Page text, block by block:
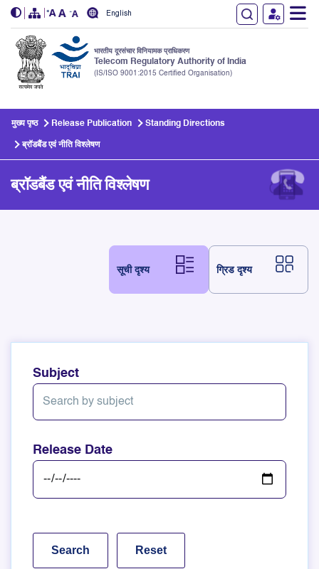
English
भारतीय दूरसंचार विनियामक प्राधिकरण
Telecom Regulatory Authority of India
(IS/ISO 9001:2015 Certified Organisation)
मुख्य पृष्ठ Release Publication Standing Directions
ब्रॉडबैंड एवं नीति विश्लेषण
ब्रॉडबैंड एवं नीति विश्लेषण
सूची दृश्य ग्रिड दृश्य
Subject
Release Date